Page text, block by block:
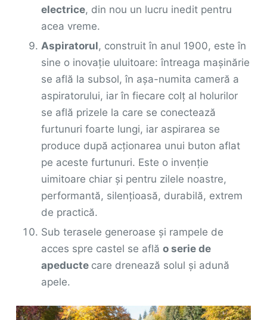
electrice, din nou un lucru inedit pentru
acea vreme.
Aspiratorul, construit în anul 1900, este în
sine o inovație uluitoare: întreaga mașinărie
se află la subsol, în așa-numita cameră a
aspiratorului, iar în fiecare colț al holurilor
se află prizele la care se conectează
furtunuri foarte lungi, iar aspirarea se
produce după acționarea unui buton aflat
pe aceste furtunuri. Este o invenție
uimitoare chiar și pentru zilele noastre,
performantă, silențioasă, durabilă, extrem
de practică.
Sub terasele generoase și rampele de
acces spre castel se aflăo serie de
apeducte care drenează solul și adună
apele.